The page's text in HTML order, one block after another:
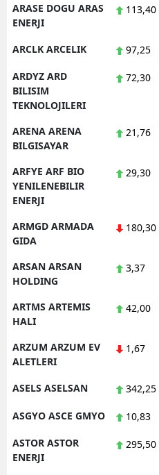
ARASE DOGU ARAS
ENERJI
113,40
ARCLK ARCELIK 97,25
ARDYZ ARD
BILISIM
TEKNOLOJILERI
72,30
ARENA ARENA
BILGISAYAR
21,76
ARFYE ARF BIO
YENILENEBILIR
ENERJI
29,30
ARMGD ARMADA
GIDA
180,30
ARSAN ARSAN
HOLDING
3,37
ARTMS ARTEMIS
HALI
42,00
ARZUM ARZUM EV
ALETLERI
1,67
ASELS ASELSAN 342,25
ASGYO ASCE GMYO 10,83
ASTOR ASTOR
ENERJI
295,50